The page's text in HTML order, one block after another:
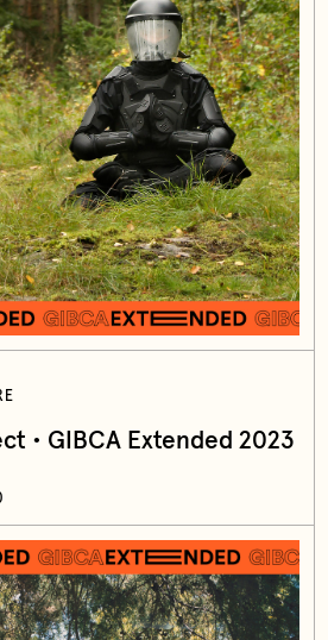
• GIBCA Extended 2023